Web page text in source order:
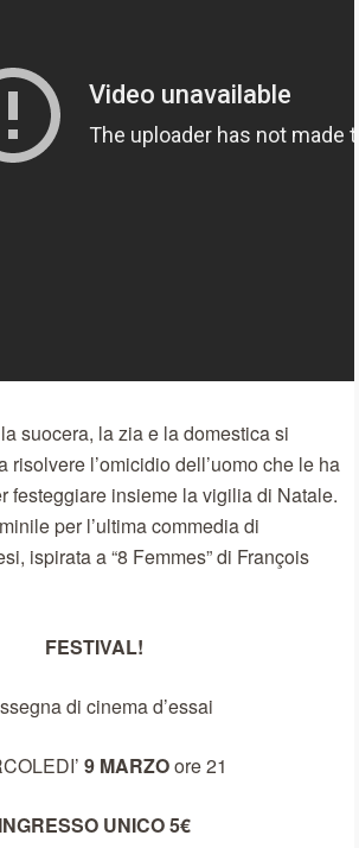
suocera, la zia e la domestica si
risolvere l’omicidio dell’uomo che le ha
festeggiare insieme la vigilia di Natale.
per l’ultima commedia di
ispirata a “8 Femmes” di François
FESTIVAL!
di cinema d’essai
9 MARZOore 21
INGRESSO UNICO 5€